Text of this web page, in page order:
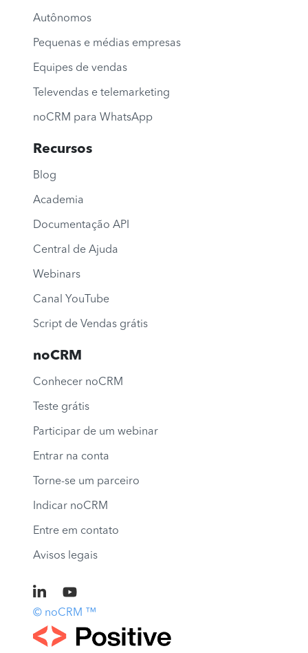
Autônomos
Pequenas e médias empresas
Equipes de vendas
Televendas e telemarketing
noCRM para WhatsApp
Recursos
Blog
Academia
Documentação API
Central de Ajuda
Webinars
Canal YouTube
Script de Vendas grátis
noCRM
Conhecer noCRM
Teste grátis
Participar de um webinar
Entrar na conta
Torne-se um parceiro
Indicar noCRM
Entre em contato
Avisos legais
© noCRM ™